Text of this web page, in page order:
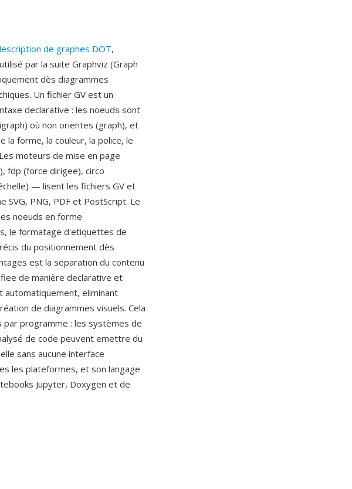
de graphes DOT,
par la suite Graphviz (Graph
dès diagrammes
Un fichier GV est un
declarative : les noeuds sont
où non orientes (graph), et
forme, la couleur, la police, le
moteurs de mise en page
fdp (force dirigee), circo
— lisent les fichiers GV et
PNG, PDF et PostScript. Le
noeuds en forme
le formatage d'etiquettes de
du positionnement dès
est la separation du contenu
de manière declarative et
eliminant
de diagrammes visuels. Cela
par programme : les systèmes de
de code peuvent emettre du
sans aucune interface
les plateformes, et son langage
Jupyter, Doxygen et de